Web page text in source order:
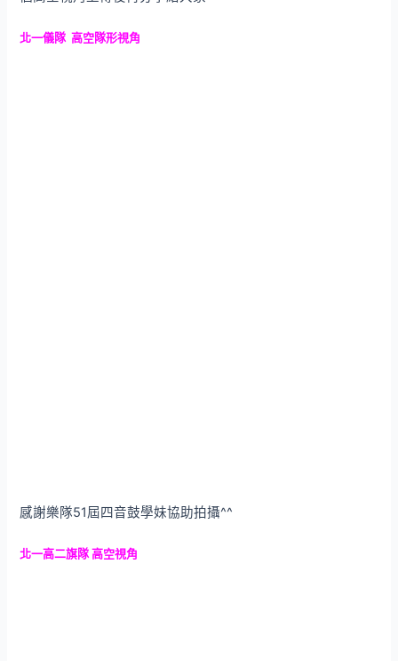
北一儀隊 高空隊形視角
感謝樂隊51屆四音鼓學妹協助拍攝^^
北一高二旗隊 高空視角